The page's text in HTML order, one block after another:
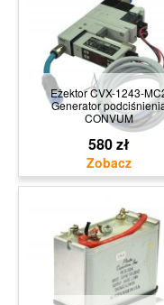
Eżektor CVX-1243-
Generator
CONVUM
580 zł